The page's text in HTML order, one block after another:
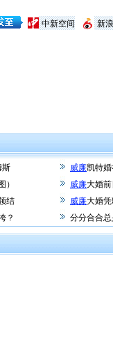
新
中新空间
斯 威廉凯特
） 威廉大婚
结 威廉大婚
？ 分分合合